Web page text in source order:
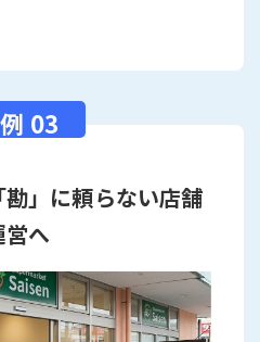
勘」に頼らない店舗
営へ